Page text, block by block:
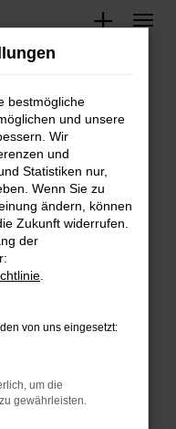
helfen können:
deine
Beispiel deine
Seiten
in einem
privaten
bestmögliche
und unsere
Wir
und
Statistiken nur,
Wenn Sie zu
ändern, können
Zukunft widerrufen.
der
von uns eingesetzt:
um die
gewährleisten.